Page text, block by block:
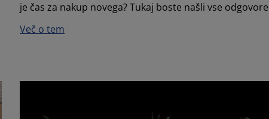
je čas za nakup novega? Tukaj boste našli vse
Več o tem